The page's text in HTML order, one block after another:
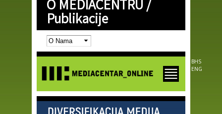
Skip to
main
content
O MEDIACENTRU /
Publikacije
BHS
ENG